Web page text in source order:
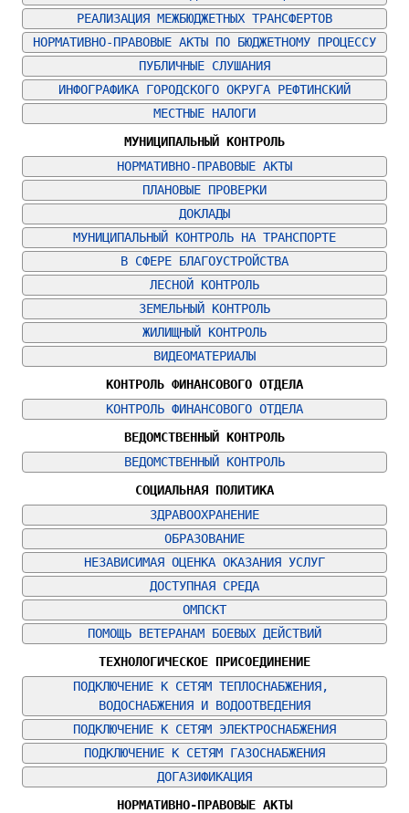
РЕАЛИЗАЦИЯ МЕЖБЮДЖЕТНЫХ ТРАНСФЕРТОВ
НОРМАТИВНО-ПРАВОВЫЕ АКТЫ ПО БЮДЖЕТНОМУ ПРОЦЕССУ
ПУБЛИЧНЫЕ СЛУШАНИЯ
ИНФОГРАФИКА ГОРОДСКОГО ОКРУГА РЕФТИНСКИЙ
МЕСТНЫЕ НАЛОГИ
МУНИЦИПАЛЬНЫЙ КОНТРОЛЬ
НОРМАТИВНО-ПРАВОВЫЕ АКТЫ
ПЛАНОВЫЕ ПРОВЕРКИ
ДОКЛАДЫ
МУНИЦИПАЛЬНЫЙ КОНТРОЛЬ НА ТРАНСПОРТЕ
В СФЕРЕ БЛАГОУСТРОЙСТВА
ЛЕСНОЙ КОНТРОЛЬ
ЗЕМЕЛЬНЫЙ КОНТРОЛЬ
ЖИЛИЩНЫЙ КОНТРОЛЬ
ВИДЕОМАТЕРИАЛЫ
КОНТРОЛЬ ФИНАНСОВОГО ОТДЕЛА
КОНТРОЛЬ ФИНАНСОВОГО ОТДЕЛА
ВЕДОМСТВЕННЫЙ КОНТРОЛЬ
ВЕДОМСТВЕННЫЙ КОНТРОЛЬ
СОЦИАЛЬНАЯ ПОЛИТИКА
ЗДРАВООХРАНЕНИЕ
ОБРАЗОВАНИЕ
НЕЗАВИСИМАЯ ОЦЕНКА ОКАЗАНИЯ УСЛУГ
ДОСТУПНАЯ СРЕДА
ОМПСКТ
ПОМОЩЬ ВЕТЕРАНАМ БОЕВЫХ ДЕЙСТВИЙ
ТЕХНОЛОГИЧЕСКОЕ ПРИСОЕДИНЕНИЕ
ПОДКЛЮЧЕНИЕ К СЕТЯМ ТЕПЛОСНАБЖЕНИЯ,
ВОДОСНАБЖЕНИЯ И ВОДООТВЕДЕНИЯ
ПОДКЛЮЧЕНИЕ К СЕТЯМ ЭЛЕКТРОСНАБЖЕНИЯ
ПОДКЛЮЧЕНИЕ К СЕТЯМ ГАЗОСНАБЖЕНИЯ
ДОГАЗИФИКАЦИЯ
НОРМАТИВНО-ПРАВОВЫЕ АКТЫ